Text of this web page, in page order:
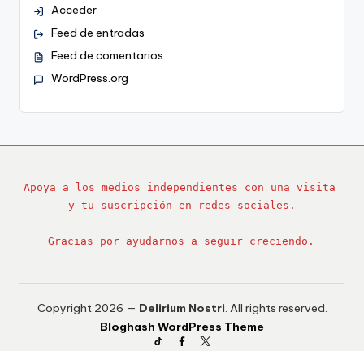
Acceder
Feed de entradas
Feed de comentarios
WordPress.org
Apoya a los medios independientes con una visita
y tu suscripción en redes sociales.
Gracias por ayudarnos a seguir creciendo.
Copyright 2026 — Delirium Nostri . All rights reserved.
Bloghash WordPress Theme
TikTokFacebook
Twitter